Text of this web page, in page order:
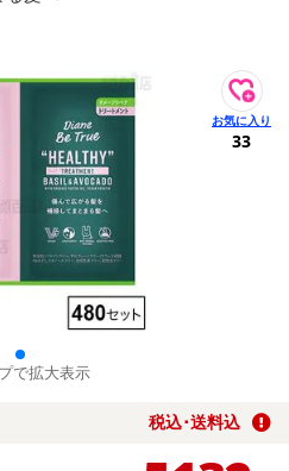
で拡大表示
33
税込･送料込